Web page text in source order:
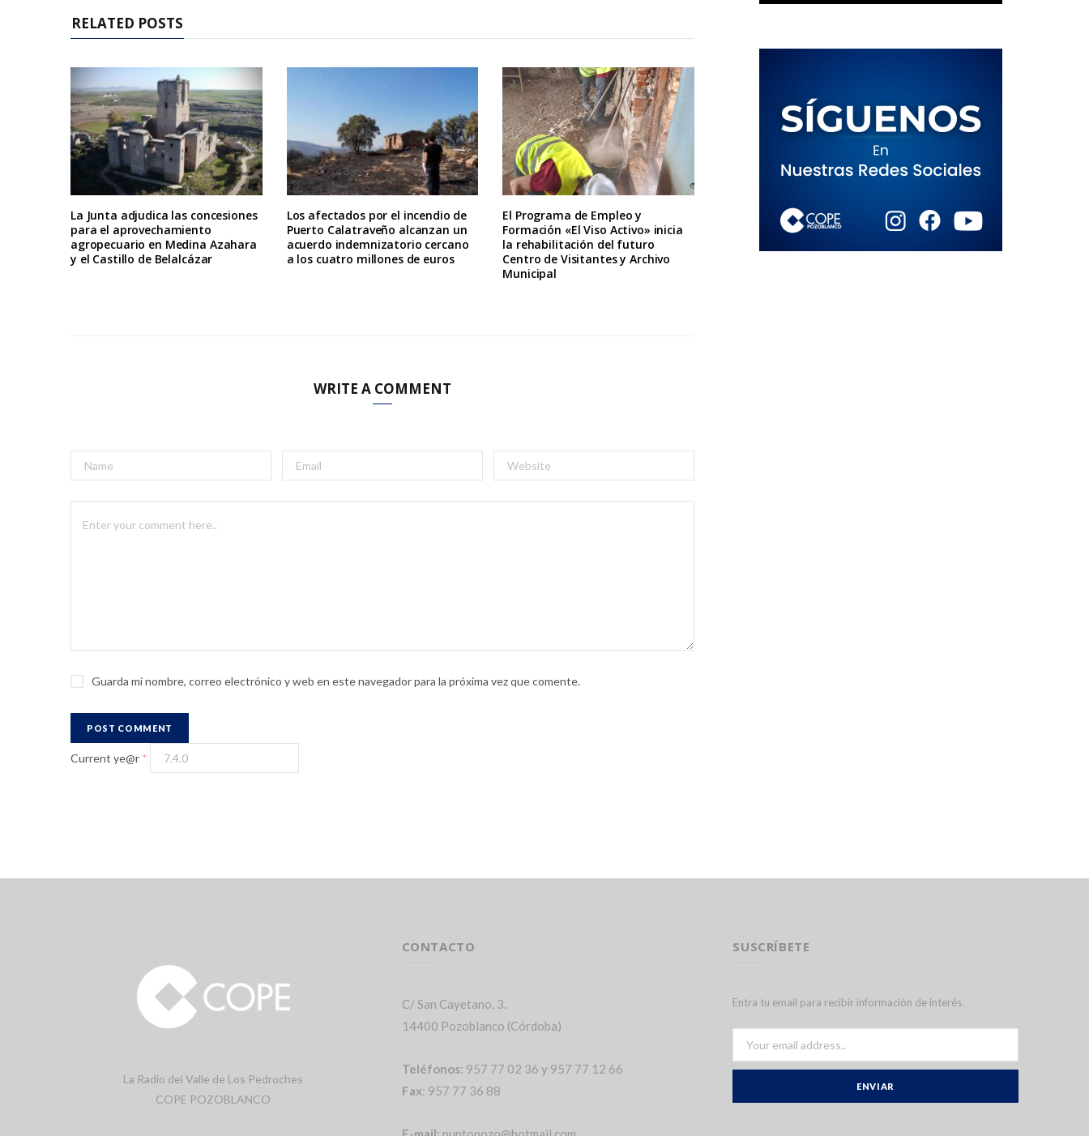
RELATED POSTS
La Junta adjudica las concesiones
para el aprovechamiento
agropecuario en Medina Azahara
y el Castillo de Belalcázar
Los afectados por el incendio de
Puerto Calatraveño alcanzan un
acuerdo indemnizatorio cercano
a los cuatro millones de euros
El Programa de Empleo y
Formación «El Viso Activo» inicia
la rehabilitación del futuro
Centro de Visitantes y Archivo
Municipal
WRITE A COMMENT
Guarda mi nombre, correo electrónico y web en este navegador para la próxima vez que comente.
Current ye@r *
La Radio del Valle de Los Pedroches
COPE POZOBLANCO
CONTACTO
C/ San Cayetano, 3.
14400 Pozoblanco (Córdoba)
Teléfonos: 957 77 02 36 y 957 77 12 66
Fax: 957 77 36 88
SUSCRÍBETE
Entra tu email para recibir información de interés.